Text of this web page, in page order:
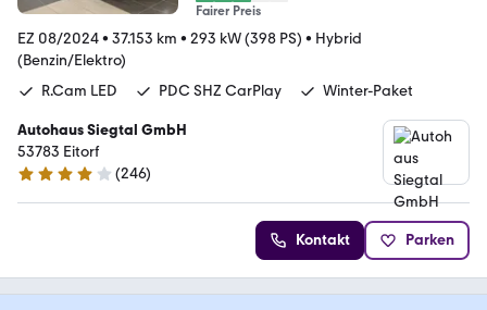
Fairer Preis
EZ 08/2024• 37.153 km • 293 kW (398 PS) • Hybrid
(Benzin/Elektro)
R.Cam LED
PDC SHZ CarPlay Winter-Paket
Autohaus Siegtal GmbH
53783 Eitorf
4.1 Sterne
(246)
Kontakt Parken